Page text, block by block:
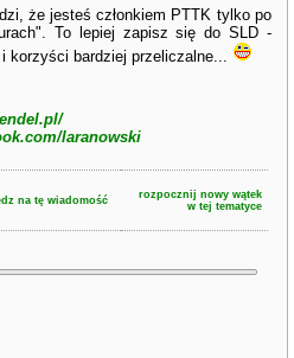
że jesteś członkiem PTTK tylko po
To lepiej zapisz się do SLD -
korzyści bardziej przeliczalne...
laranowski
na tę wiadomość
rozpocznij nowy wątek
w tej tematyce